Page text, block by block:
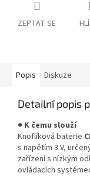
ZEPTAT SE
Popis Diskuze
Detailní popis
● K čemu slouží
Knoflíková baterie
s napětím 3 V,
zařízení s nízkým
ovládacích